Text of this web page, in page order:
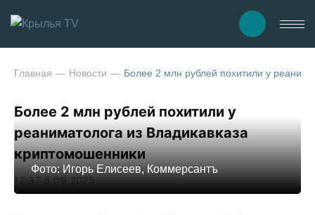
Главная Новости Более 2 млн рублей похитили у
Более 2 млн рублей похитили у
реаниматолога из Владикавказа
криптомошенники
12:37 5.09.2025
Фото: Игорь Елисеев, Коммерсантъ